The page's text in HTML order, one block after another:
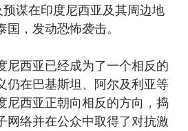
预谋在印度尼西亚及其周边地
，发动恐怖袭击。
尼西亚已经成为了一个相反的
仍在巴基斯坦、阿尔及利亚等
尼西亚正朝向相反的方向，捣
网络并在公众中取得了对抗激